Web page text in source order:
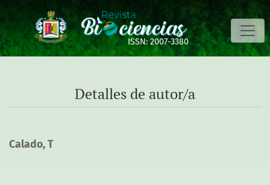
Detalles de autor/a
ISSN: 2007-3380
Detalles de autor/a
Calado, T